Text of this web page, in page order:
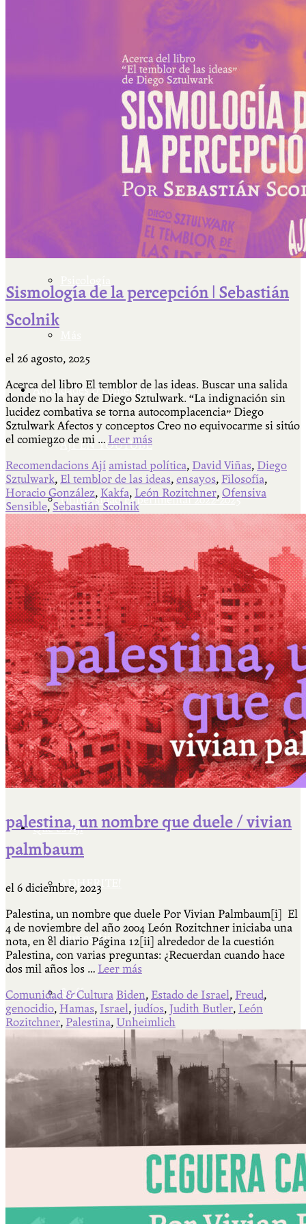
Actualidad y sociedad
Actividades & contenido
AJÍ EN YOUTUBE
Universidad Experimental 2022-2025
Feria del Libro Venado Tuerto 2022-2025
Facultad Libre Venado Tuerto 1990-1994
Cátedra Bailable 2018
Más
Ají Ediciones
Qué es Ají
ADHERITE!
Qué es Ají
Staff
Sismología de la percepción | Sebastián
Scolnik
el 26 agosto, 2025
Acerca del libro El temblor de las ideas. Buscar una salida
donde no la hay de Diego Sztulwark. “La indignación sin
lucidez combativa se torna autocomplacencia” Diego
Sztulwark Afectos y conceptos Creo no equivocarme si sitúo
el comienzo de mi … Leer más
Recomendacions Ají amistad política, David Viñas, Diego
Sztulwark, El temblor de las ideas, ensayos, Filosofía,
Horacio González, Kakfa, León Rozitchner, Ofensiva
Sensible,Sebastián Scolnik
palestina, un nombre que duele / vivian
palmbaum
el 6 diciembre, 2023
Palestina, un nombre que duele Por Vivian Palmbaum[i] El
4 de noviembre del año 2004 León Rozitchner iniciaba una
nota, en el diario Página 12[ii] alrededor de la cuestión
Palestina, con varias preguntas: ¿Recuerdan cuando hace
dos mil años los … Leer más
Comunidad & Cultura Biden, Estado de Israel, Freud,
genocidio, Hamas, Israel, judíos, Judith Butler, León
Rozitchner, Palestina, Unheimlich